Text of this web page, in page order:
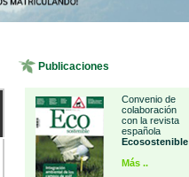
Publicaciones
Convenio de
colaboración
con la revista
española
Ecosostenible
Más ..